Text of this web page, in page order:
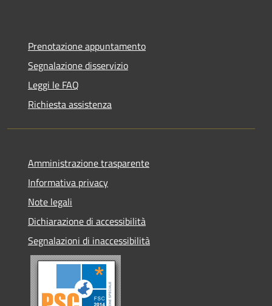
Prenotazione appuntamento
Segnalazione disservizio
Leggi le FAQ
Richiesta assistenza
Amministrazione trasparente
Informativa privacy
Note legali
Dichiarazione di accessibilità
Segnalazioni di inaccessibilità